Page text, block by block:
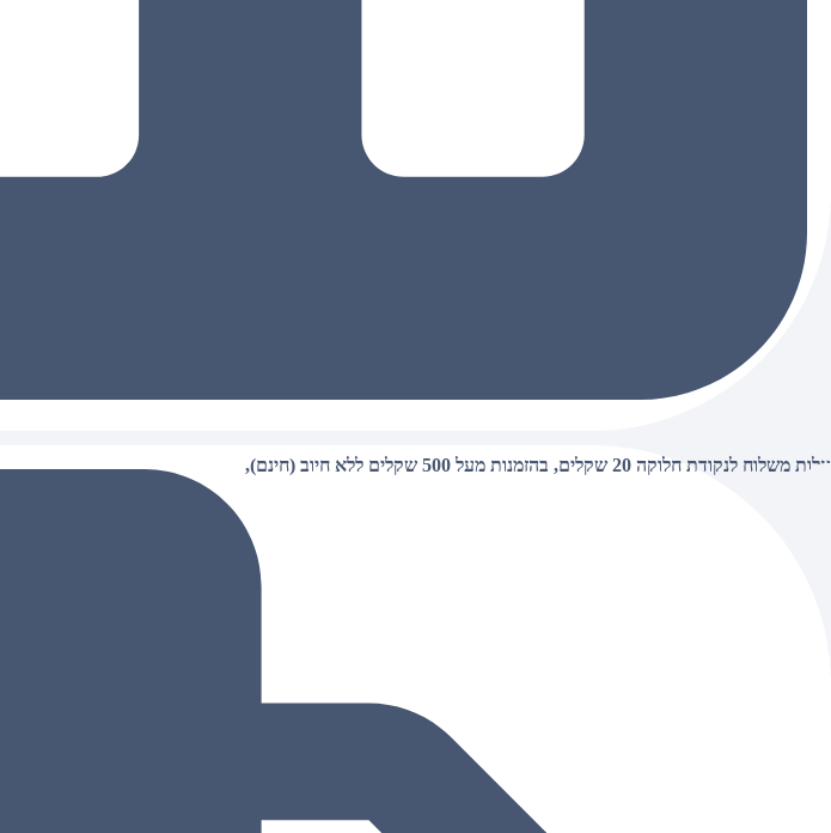
עלות משלוח לנקודת חלוקה 20 שקלים, בהזמנות מעל 500 שקלים ללא חיוב (חינם),